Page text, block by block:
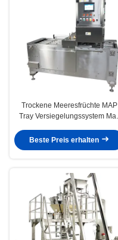
Trockene Meeresfrüchte MAP
Tray Versiegelungssystem Max
Edelstahl
Beste Preis erhalten